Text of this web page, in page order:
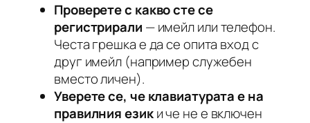
Проверете с какво сте се
регистрирали — имейл или телефон.
Честа грешка е да се опита вход с
друг имейл (например служебен
вместо личен).
Уверете се, че клавиатурата е на
правилния езики че не е включен